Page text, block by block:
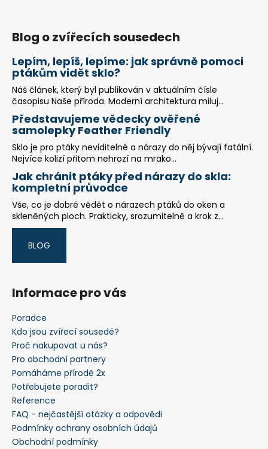
Blog o zvířecích sousedech
Lepím, lepíš, lepíme: jak správně pomoci
ptákům vidět sklo?
Náš článek, který byl publikován v aktuálním čísle
časopisu Naše příroda. Moderní architektura miluj...
Představujeme vědecky ověřené
samolepky Feather Friendly
Sklo je pro ptáky neviditelné a nárazy do něj bývají fatální.
Nejvíce kolizí přitom nehrozí na mrako...
Jak chránit ptáky před nárazy do skla:
kompletní průvodce
Vše, co je dobré vědět o nárazech ptáků do oken a
skleněných ploch. Prakticky, srozumitelně a krok z...
BLOG
Informace pro vás
Poradce
Kdo jsou zvířecí sousedé?
Proč nakupovat u nás?
Pro obchodní partnery
Pomáháme přírodě 2x
Potřebujete poradit?
Reference
FAQ - nejčastější otázky a odpovědi
Podmínky ochrany osobních údajů
Obchodní podmínky